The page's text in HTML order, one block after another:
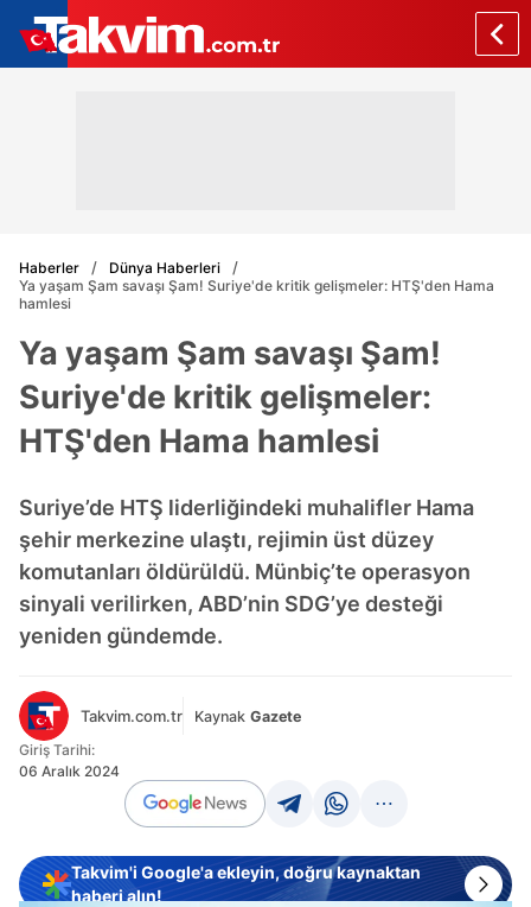
Haberler
Dünya Haberleri
Ya yaşam Şam savaşı Şam! Suriye'de kritik gelişmeler: HTŞ'den Hama
hamlesi
Ya yaşam Şam savaşı Şam!
Suriye'de kritik gelişmeler:
HTŞ'den Hama hamlesi
Suriye’de HTŞ liderliğindeki muhalifler Hama
şehir merkezine ulaştı, rejimin üst düzey
komutanları öldürüldü. Münbiç’te operasyon
sinyali verilirken, ABD’nin SDG’ye desteği
yeniden gündemde.
Takvim.com.tr Kaynak Gazete
Giriş Tarihi:
06 Aralık 2024
Takvim'i Google'a ekleyin, doğru kaynaktan
haberi alın!